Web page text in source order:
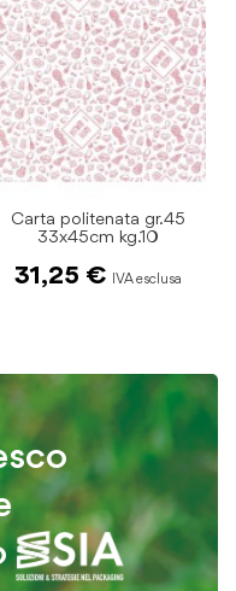
Carta politenata gr.45
33x45cm kg.10
31,25 €